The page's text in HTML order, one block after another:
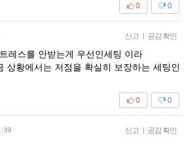
0
0
신고 | 공감 확인
레스를 안받는게 우선인세팅 이라
상황에서는 저점을 확실히 보장하는 세팅인
0
0
신고 | 공감 확인